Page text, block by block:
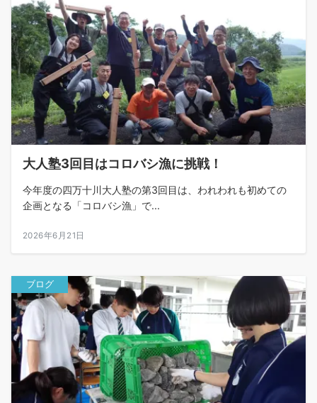
大人塾3回目はコロバシ漁に挑戦！
今年度の四万十川大人塾の第3回目は、われわれも初めての
企画となる「コロバシ漁」で...
2026年6月21日
ブログ